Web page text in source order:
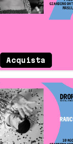
Acquista